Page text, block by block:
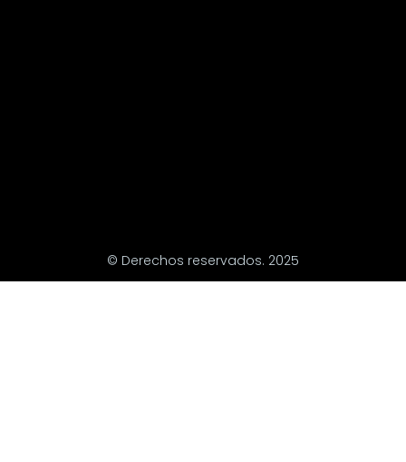
© Derechos reservados. 2025